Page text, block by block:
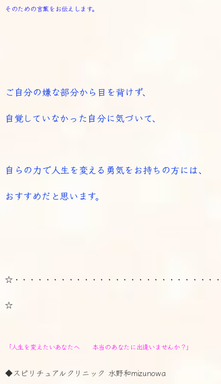
そのための言葉をお伝えします。
ご自分の嫌な部分から目を背けず、
自覚していなかった自分に気づいて、
自らの力で人生を変える勇気をお持ちの方には、
おすすめだと思います。
☆・・・・・・・・・・・・・・・・・・・・・・・・・・
☆
「人生を変えたいあなたへ 本当のあなたに出逢いませんか？」
◆スピリチュアルクリニック 水野和mizunowa